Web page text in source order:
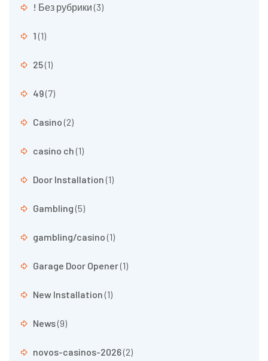
! Без рубрики(3)
1(1)
25(1)
49(7)
Casino(2)
casino ch(1)
Door Installation(1)
Gambling(5)
gambling/casino(1)
Garage Door Opener(1)
New Installation(1)
News(9)
novos-casinos-2026(2)